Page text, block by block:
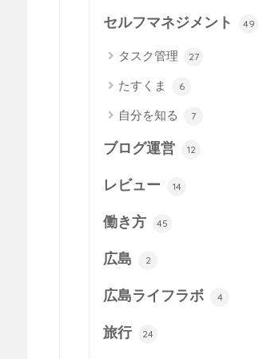
セルフマネジメント 49
タスク管理 27
たすくま 6
自分を知る 7
ブログ運営 12
レビュー 14
働き方 45
広島 2
広島ライフラボ 4
旅行 24